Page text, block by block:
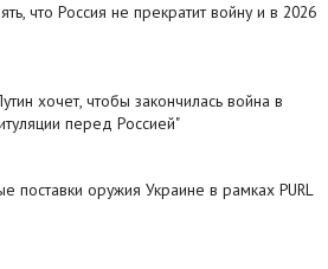
что Россия не прекратит войну и в 2026
хочет, чтобы закончилась война в
перед Россией"
оружия Украине в рамках PURL